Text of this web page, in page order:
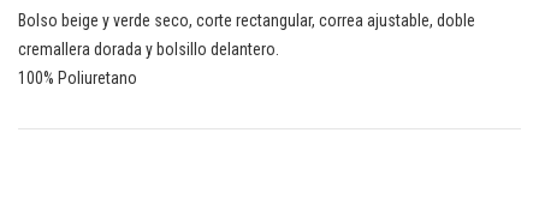
Bolso beige y verde seco, corte rectangular, correa ajustable, doble
cremallera dorada y bolsillo delantero.
100% Poliuretano